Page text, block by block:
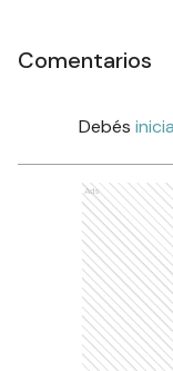
Comentarios
Debés
Ads